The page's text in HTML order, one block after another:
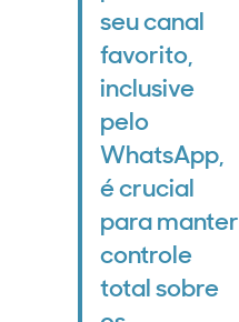
seu canal
favorito,
inclusive
pelo
WhatsApp,
é crucial
para manter
controle
total sobre